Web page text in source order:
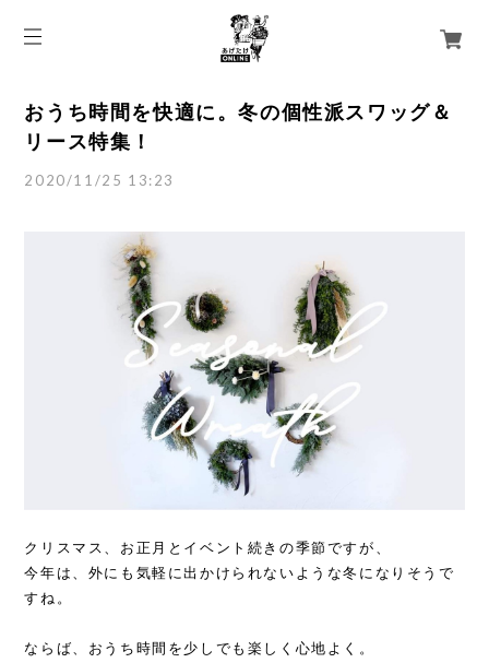
おうち時間を快適に。冬の個性派スワッグ＆
リース特集！
2020/11/25 13:23
クリスマス、お正月とイベント続きの季節ですが、
今年は、外にも気軽に出かけられないような冬になりそうで
すね。
ならば、おうち時間を少しでも楽しく心地よく。